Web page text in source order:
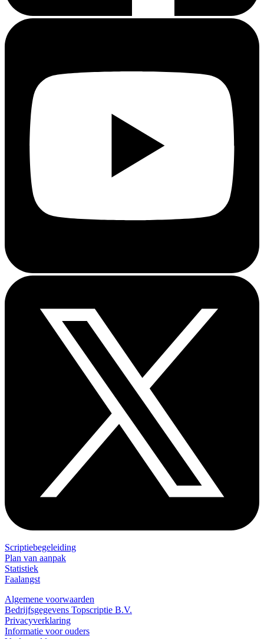
Scriptiebegeleiding
Plan van aanpak
Statistiek
Faalangst
Algemene voorwaarden
Bedrijfsgegevens Topscriptie B.V.
Privacyverklaring
Informatie voor ouders